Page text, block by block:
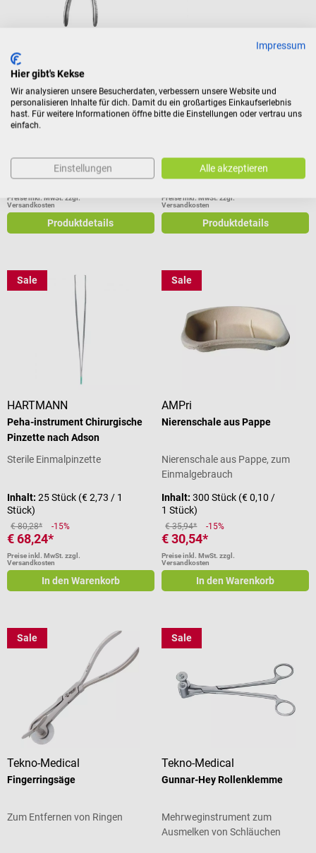
Gipsabreißzange
Zange nach Wolff
-20%
€ 50,78*
Preise inkl. MwSt. zzgl.
Versandkosten
Produktdetails
Steriles Einmalinstrument in
gerader oder gebogener Form
-20%
€ 52,70*
Preise inkl. MwSt. zzgl.
Versandkosten
Produktdetails
Sale
HARTMANN
Peha-instrument Chirurgische
Pinzette nach Adson
Sterile Einmalpinzette
Inhalt: 25 Stück (€ 2,73 / 1
Stück)
€ 80,28* -15%
€ 68,24*
Preise inkl. MwSt. zzgl.
Versandkosten
In den Warenkorb
Sale
AMPri
Nierenschale aus Pappe
Nierenschale aus Pappe, zum
Einmalgebrauch
Inhalt:300 Stück (€ 0,10 /
1 Stück)
€ 35,94* -15%
€ 30,54*
Preise inkl. MwSt. zzgl.
Versandkosten
In den Warenkorb
Sale
Tekno-Medical
Fingerringsäge
Zum Entfernen von Ringen
Sale
Tekno-Medical
Gunnar-Hey Rollenklemme
Mehrweginstrument zum
Ausmelken von Schläuchen
Impressum
Hier gibt's Kekse
Wir analysieren unsere Besucherdaten, verbessern unsere Website und
personalisieren Inhalte für dich. Damit du ein großartiges Einkaufserlebnis
hast. Für weitere Informationen öffne bitte die Einstellungen oder vertrau uns
einfach.
Einstellungen Alle akzeptieren